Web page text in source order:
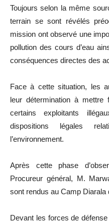
Toujours selon la même
terrain se sont révélés
mission ont observé une
pollution des cours d’eau
conséquences directes des
Face à cette situation, les
leur détermination à mettre
certains exploitants
dispositions légales
l’environnement.
Après cette phase
Procureur général, M.
sont rendus au Camp Diarala
Devant les forces de